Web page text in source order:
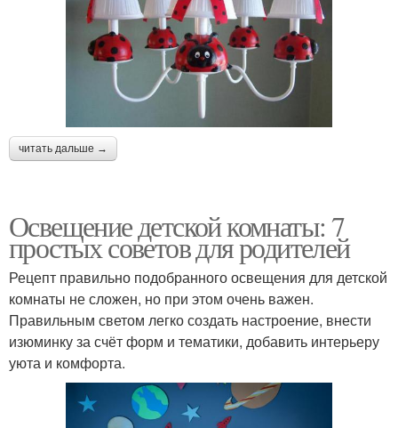
читать дальше →
Освещение детской комнаты: 7
простых советов для родителей
Рецепт правильно подобранного освещения для детской
комнаты не сложен, но при этом очень важен.
Правильным светом легко создать настроение, внести
изюминку за счёт форм и тематики, добавить интерьеру
уюта и комфорта.